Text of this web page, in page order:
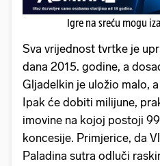
Igre na sreću mogu
Sva vrijednost tvrtke je
dana 2015. godine, a
Gljadelkin je uložio malo,
Ipak će dobiti milijune,
imovine na kojoj postoji
koncesije. Primjerice, da
Paladina sutra odluči